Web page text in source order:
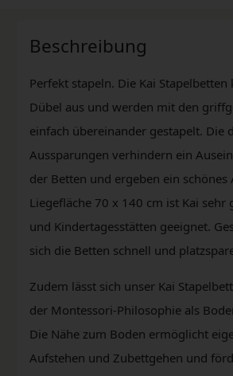
Beschreibung
Perfekt stapeln. Die Kai
Dübel aus und werden mit den
einfach übereinander gestapelt. Die
Aussparungen verhindern ein
der Betten und ergeben ein
Liegefläche 70 x 140 cm ist Kai sehr
und Kindertagesstätten geeignet.
sich die Betten schnell und
Zudem lässt sich unser Kai
der Montessori-Philosophie als
Die Nähe zum Boden ermöglicht
Aufstehen und Zubettgehen und